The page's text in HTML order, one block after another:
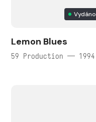
Vydáno
Lemon Blues
59 Production — 1994